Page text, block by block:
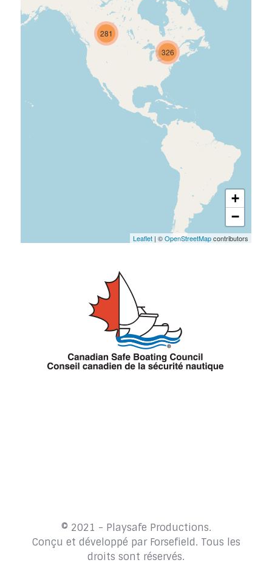
326
281
+
−
Leaflet | ©OpenStreetMapcontributors
© 2021 - Playsafe Productions.
Conçu et développé par Forsefield. Tous les
droits sont réservés.